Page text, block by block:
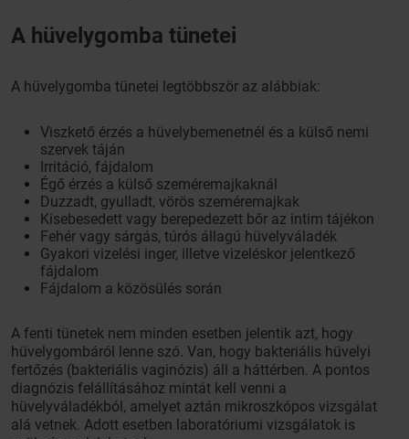
A hüvelygomba tünetei
A hüvelygomba tünetei legtöbbször az alábbiak:
Viszkető érzés a hüvelybemenetnél és a külső nemi
szervek táján
Irritáció, fájdalom
Égő érzés a külső szeméremajkaknál
Duzzadt, gyulladt, vörös szeméremajkak
Kisebesedett vagy berepedezett bőr az intim tájékon
Fehér vagy sárgás, túrós állagú hüvelyváladék
Gyakori vizelési inger, illetve vizeléskor jelentkező
fájdalom
Fájdalom a közösülés során
A fenti tünetek nem minden esetben jelentik azt, hogy
hüvelygombáról lenne szó. Van, hogy bakteriális hüvelyi
fertőzés (bakteriális vaginózis) áll a háttérben. A pontos
diagnózis felállításához mintát kell venni a
hüvelyváladékból, amelyet aztán mikroszkópos vizsgálat
alá vetnek. Adott esetben laboratóriumi vizsgálatok is